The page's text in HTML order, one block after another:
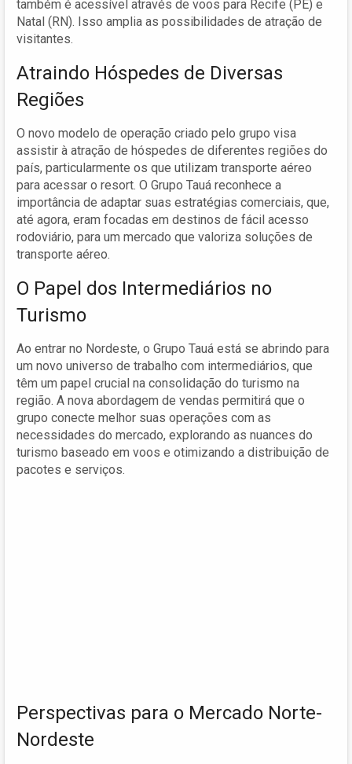
também é acessível através de voos para Recife (PE) e
Natal (RN). Isso amplia as possibilidades de atração de
visitantes.
Atraindo Hóspedes de Diversas
Regiões
O novo modelo de operação criado pelo grupo visa
assistir à atração de hóspedes de diferentes regiões do
país, particularmente os que utilizam transporte aéreo
para acessar o resort. O Grupo Tauá reconhece a
importância de adaptar suas estratégias comerciais, que,
até agora, eram focadas em destinos de fácil acesso
rodoviário, para um mercado que valoriza soluções de
transporte aéreo.
O Papel dos Intermediários no
Turismo
Ao entrar no Nordeste, o Grupo Tauá está se abrindo para
um novo universo de trabalho com intermediários, que
têm um papel crucial na consolidação do turismo na
região. A nova abordagem de vendas permitirá que o
grupo conecte melhor suas operações com as
necessidades do mercado, explorando as nuances do
turismo baseado em voos e otimizando a distribuição de
pacotes e serviços.
Perspectivas para o Mercado Norte-
Nordeste